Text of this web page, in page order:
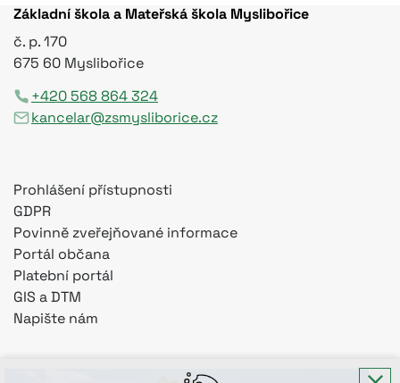
Základní škola a Mateřská škola Myslibořice
č. p. 170
675 60 Myslibořice
+420 568 864 324
kancelar@zsmysliborice.cz
Prohlášení přístupnosti
GDPR
Povinně zveřejňované informace
Portál občana
Platební portál
GIS a DTM
Napište nám